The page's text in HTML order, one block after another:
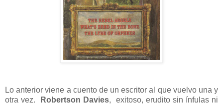
Lo anterior viene a cuento de un escritor al que vuelvo una y
otra vez.
Robertson Davies,
exitoso, erudito sin ínfulas ni